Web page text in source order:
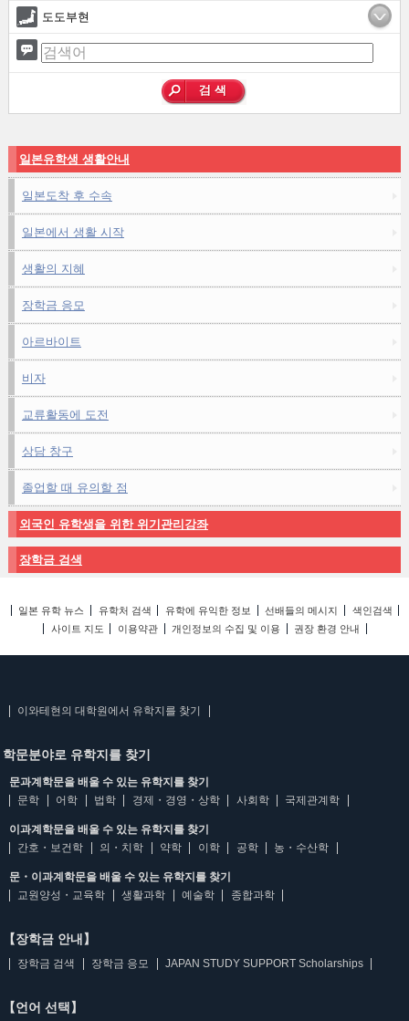
도도부현
일본유학생 생활안내
일본도착 후 수속
일본에서 생활 시작
생활의 지혜
장학금 응모
아르바이트
비자
교류활동에 도전
상담 창구
졸업할 때 유의할 점
외국인 유학생을 위한 위기관리강좌
장학금 검색
일본 유학 뉴스 유학처 검색 유학에 유익한 정보 선배들의 메시지
색인검색
사이트 지도
이용약관 개인정보의 수집 및 이용 권장 환경 안내
이와테현의 대학원에서 유학지를 찾기
학문분야로 유학지를 찾기
문과계학문을 배울 수 있는 유학지를 찾기
문학
어학 법학 경제・경영・상학 사회학 국제관계학
이과계학문을 배울 수 있는 유학지를 찾기
간호・보건학
의・치학 약학 이학 공학 농・수산학
문・이과계학문을 배울 수 있는 유학지를 찾기
교원양성・교육학
생활과학 예술학 종합과학
【장학금 안내】
장학금 검색 장학금 응모 JAPAN STUDY SUPPORT Scholarships
【언어 선택】